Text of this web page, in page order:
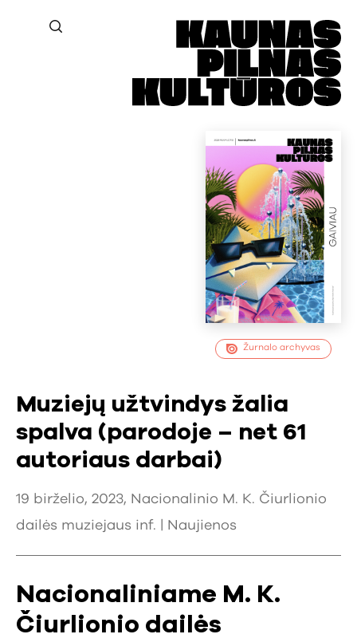
Žurnalo archyvas
Muziejų užtvindys žalia
spalva (parodoje – net 61
autoriaus darbai)
19 birželio, 2023, Nacionalinio M. K. Čiurlionio
dailės muziejaus inf. |
Naujienos
Nacionaliniame M. K.
Čiurlionio dailės